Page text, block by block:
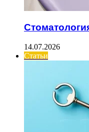
14.07.2026
Статьи